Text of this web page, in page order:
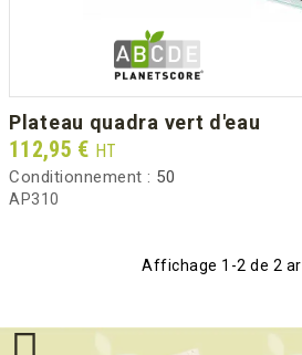
plateau quadra vert d'eau
Prix
112,95 € HT
Conditionnement : 50
AP310
Affichage 1-2 de 2